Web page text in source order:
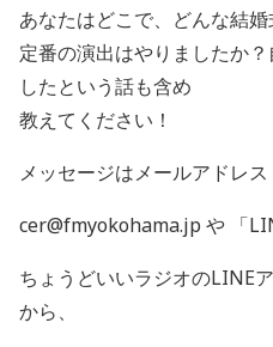
あなたはどこで、どんな結
定番の演出はやりましたか
したという話も含め
教えてください！
メッセージはメールアドレス
cer@fmyokohama.jp や 「
ちょうどいいラジオのLINE
から、